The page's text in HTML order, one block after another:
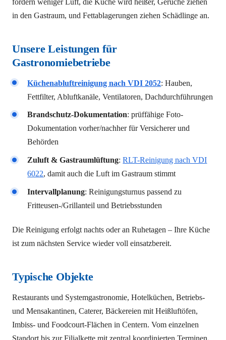
in den Gastraum, und Fettablagerungen ziehen Schädlinge an.
Unsere Leistungen für
Gastronomiebetriebe
Küchenabluftreinigung nach VDI 2052: Hauben,
Fettfilter, Abluftkanäle, Ventilatoren, Dachdurchführungen
Brandschutz-Dokumentation: prüffähige Foto-
Dokumentation vorher/nachher für Versicherer und
Behörden
Zuluft & Gastraumlüftung:RLT-Reinigung nach VDI
6022, damit auch die Luft im Gastraum stimmt
Intervallplanung: Reinigungsturnus passend zu
Fritteusen-/Grillanteil und Betriebsstunden
Die Reinigung erfolgt nachts oder an Ruhetagen – Ihre Küche
ist zum nächsten Service wieder voll einsatzbereit.
Typische Objekte
Restaurants und Systemgastronomie, Hotelküchen, Betriebs-
und Mensakantinen, Caterer, Bäckereien mit Heißluftöfen,
Imbiss- und Foodcourt-Flächen in Centern. Vom einzelnen
Standort bis zur Filialkette mit zentral koordinierten Terminen.